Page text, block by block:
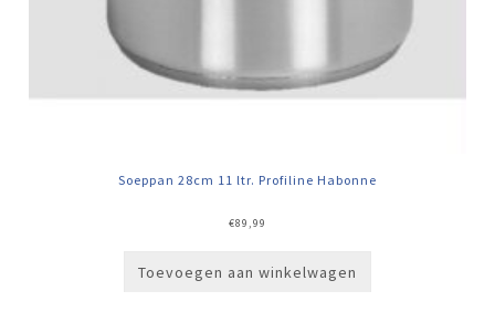
Soeppan 28cm 11 ltr. Profiline Habonne
€89,99
Toevoegen aan winkelwagen